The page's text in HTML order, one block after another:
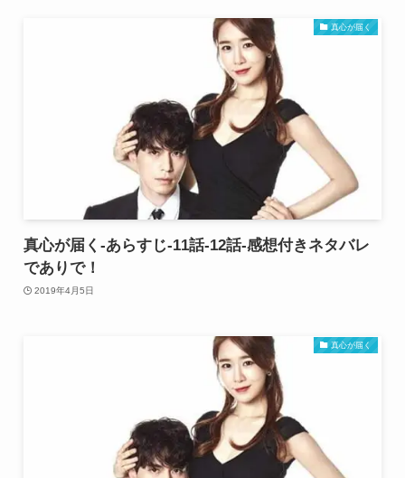
真心が届く
真心が届く-あらすじ-11話-12話-感想付きネタバレ
でありで！
2019年4月5日
真心が届く